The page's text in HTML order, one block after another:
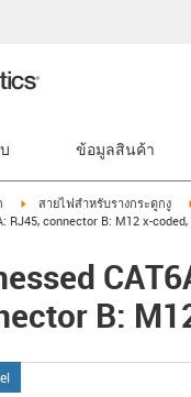
ข้อมูลสินค้า
right
igus-icon-arrow-right
สายไฟสำหรับรางกระดูกงู
RJ45, connector B: M12 x-
B: